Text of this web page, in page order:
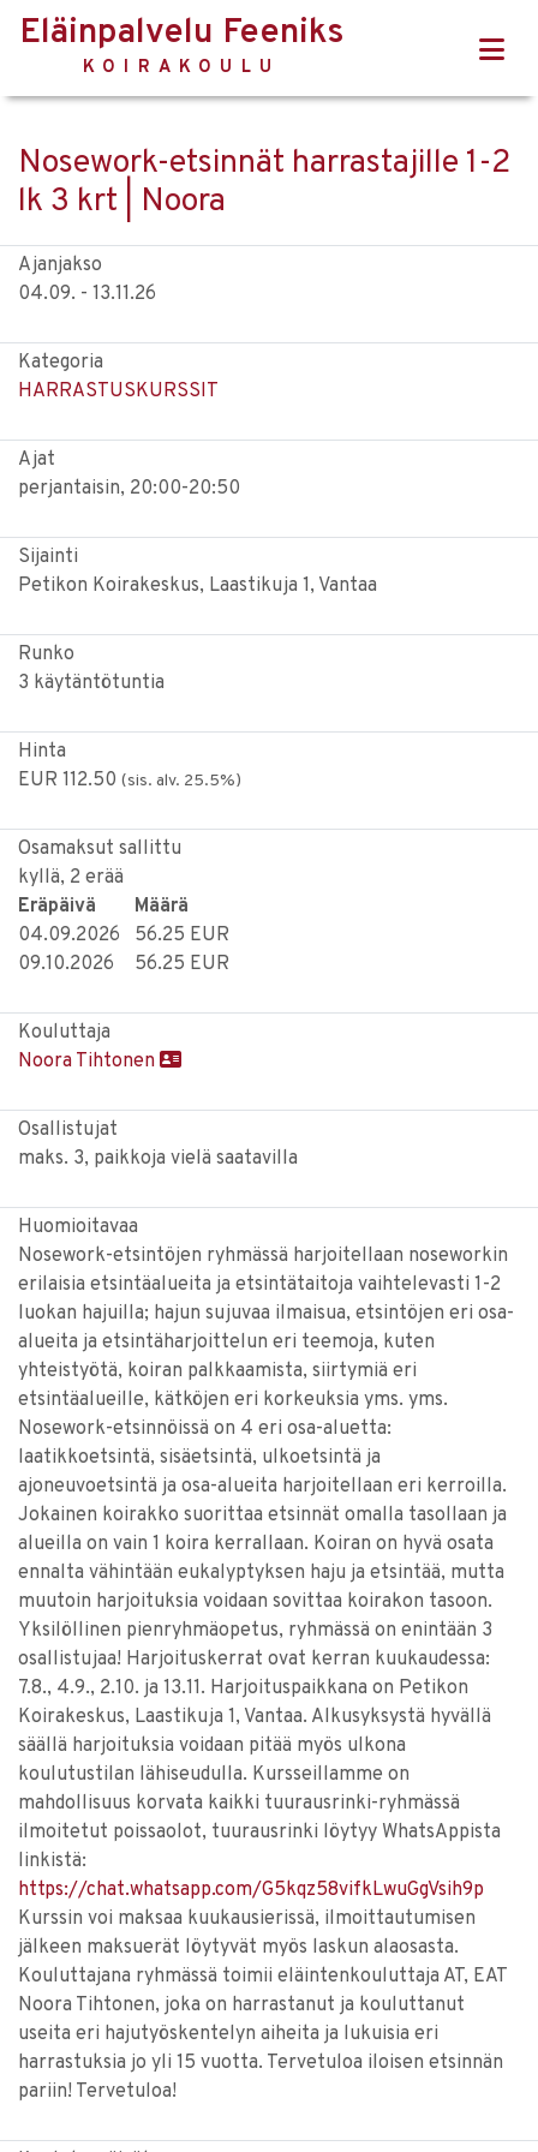
Eläinpalvelu Feeniks
KOIRAKOULU
Nosework-etsinnät harrastajille 1-2
lk 3 krt | Noora
Ajanjakso
04.09. - 13.11.26
Kategoria
HARRASTUSKURSSIT
Ajat
perjantaisin, 20:00-20:50
Sijainti
Petikon Koirakeskus, Laastikuja 1, Vantaa
Runko
3 käytäntötuntia
Hinta
EUR 112.50 (sis. alv. 25.5%)
Osamaksut sallittu
kyllä, 2 erää
Eräpäivä
Määrä
04.09.2026
56.25 EUR
09.10.2026
56.25 EUR
Kouluttaja
Noora Tihtonen
Osallistujat
maks. 3, paikkoja vielä saatavilla
Huomioitavaa
Nosework-etsintöjen ryhmässä harjoitellaan noseworkin
erilaisia etsintäalueita ja etsintätaitoja vaihtelevasti 1-2
luokan hajuilla; hajun sujuvaa ilmaisua, etsintöjen eri osa-
alueita ja etsintäharjoittelun eri teemoja, kuten
yhteistyötä, koiran palkkaamista, siirtymiä eri
etsintäalueille, kätköjen eri korkeuksia yms. yms.
Nosework-etsinnöissä on 4 eri osa-aluetta:
laatikkoetsintä, sisäetsintä, ulkoetsintä ja
ajoneuvoetsintä ja osa-alueita harjoitellaan eri kerroilla.
Jokainen koirakko suorittaa etsinnät omalla tasollaan ja
alueilla on vain 1 koira kerrallaan. Koiran on hyvä osata
ennalta vähintään eukalyptyksen haju ja etsintää, mutta
muutoin harjoituksia voidaan sovittaa koirakon tasoon.
Yksilöllinen pienryhmäopetus, ryhmässä on enintään 3
osallistujaa! Harjoituskerrat ovat kerran kuukaudessa:
7.8., 4.9., 2.10. ja 13.11. Harjoituspaikkana on Petikon
Koirakeskus, Laastikuja 1, Vantaa. Alkusyksystä hyvällä
säällä harjoituksia voidaan pitää myös ulkona
koulutustilan lähiseudulla. Kursseillamme on
mahdollisuus korvata kaikki tuurausrinki-ryhmässä
ilmoitetut poissaolot, tuurausrinki löytyy WhatsAppista
linkistä:
https://chat.whatsapp.com/G5kqz58vifkLwuGgVsih9p
Kurssin voi maksaa kuukausierissä, ilmoittautumisen
jälkeen maksuerät löytyvät myös laskun alaosasta.
Kouluttajana ryhmässä toimii eläintenkouluttaja AT, EAT
Noora Tihtonen, joka on harrastanut ja kouluttanut
useita eri hajutyöskentelyn aiheita ja lukuisia eri
harrastuksia jo yli 15 vuotta. Tervetuloa iloisen etsinnän
pariin! Tervetuloa!